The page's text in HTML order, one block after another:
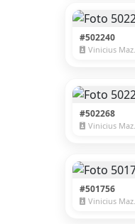
#502240
Vinicius Mazzaro
#502268
Vinicius Mazzaro
#501756
Vinicius Mazzaro